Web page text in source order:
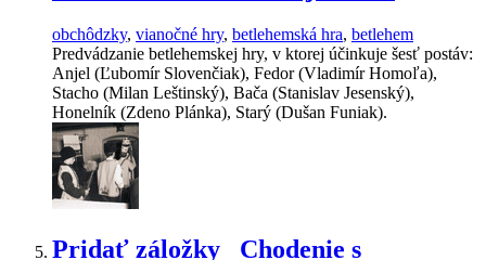
obchôdzky, vianočné hry, betlehemská hra, betlehem
Predvádzanie betlehemskej hry, v ktorej účinkuje šesť postáv:
Anjel (Ľubomír Slovenčiak), Fedor (Vladimír Homoľa),
Stacho (Milan Leštinský), Bača (Stanislav Jesenský),
Honelník (Zdeno Plánka), Starý (Dušan Funiak).
Pridať záložky Chodenie s